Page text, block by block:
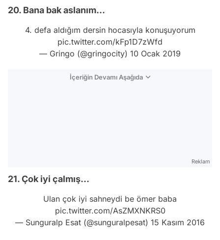
20. Bana bak aslanım...
4. defa aldığım dersin hocasıyla konuşuyorum
pic.twitter.com/kFp1D7zWfd
— Gringo (@gringocity) 10 Ocak 2019
İçeriğin Devamı Aşağıda
Reklam
21. Çok iyi çalmış...
Ulan çok iyi sahneydi be ömer baba
pic.twitter.com/AsZMXNKRS0
— Sunguralp Esat (@sunguralpesat) 15 Kasım 2016